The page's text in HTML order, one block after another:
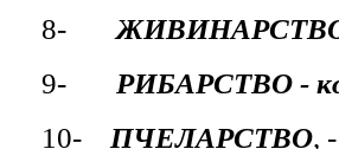
8-
ЖИВИНАРСТВО,
9-
РИБАРСТВО -
10-
ПЧЕЛАРСТВО, -